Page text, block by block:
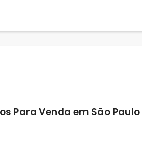
Para Venda em São Paulo